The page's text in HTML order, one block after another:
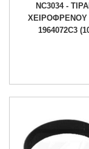
NC3034 -
ΧΕΙΡΟΦΡΕΝΟΥ
1964072C3